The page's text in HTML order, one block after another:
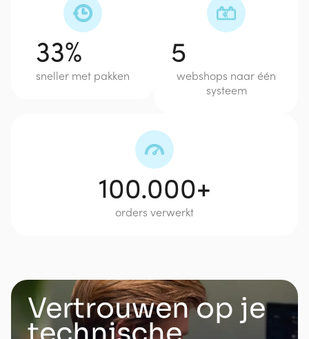
33%
sneller met pakken
5
webshops naar één
systeem
100.000+
orders verwerkt
Vertrouwen op je